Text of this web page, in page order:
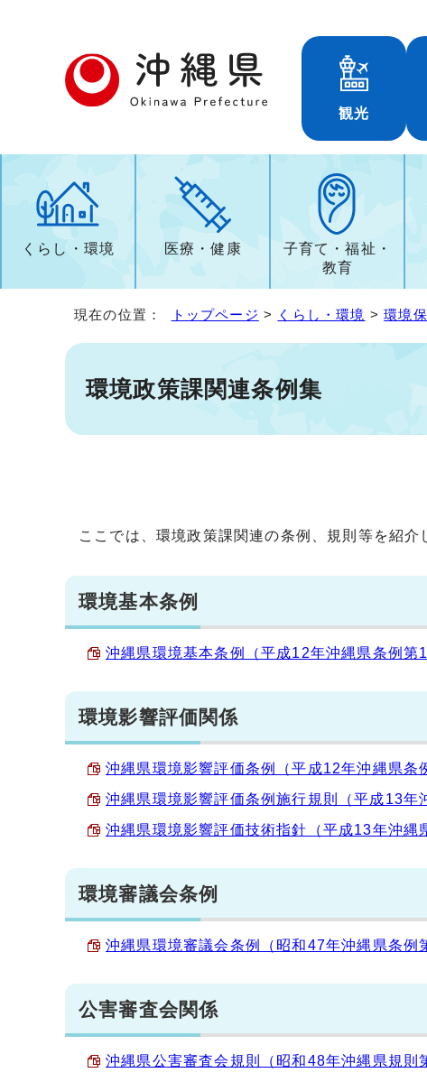
観光
くらし・環境 医療・健康
子育て・福祉・
教育
現在の位置： トップページ > くらし・環境 >環境
環境政策課関連条例集
ここでは、環境政策課関連の条例、規則等を紹介
環境基本条例
沖縄県環境基本条例（平成12年沖縄県条例第
環境影響評価関係
沖縄県環境影響評価条例（平成12年沖縄県条
沖縄県環境影響評価条例施行規則（平成13
沖縄県環境影響評価技術指針（平成13年沖
環境審議会条例
沖縄県環境審議会条例（昭和47年沖縄県条例
公害審査会関係
沖縄県公害審査会規則（昭和48年沖縄県規則